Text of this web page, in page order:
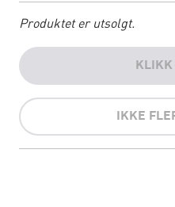
Produktet er utsolgt.
KLIKK
IKKE